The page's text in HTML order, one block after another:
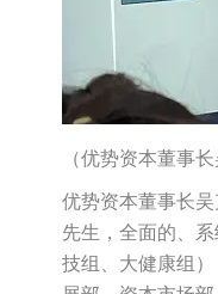
（优势资本董事
优势资本董事长
先生，全面的、
技组、大健康组